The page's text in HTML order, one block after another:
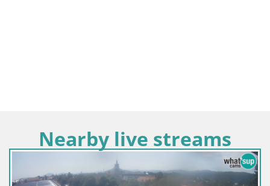
Nearby live streams